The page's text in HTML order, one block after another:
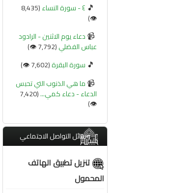
🎵 ٤ - سورة النساء
(8,435
👁️)
📹دعاء يوم الاثنين - الرادود
عباس الفضلي(7,792 👁️)
🎵 سورة البقرة(7,602 👁️)
📹ما هي الذنوب التي تحبس
الدعاء - دعاء كمي... (7,420
👁️)
وسائل التواصل الاجتماعي
تنزيل تطبيق الهاتف
المحمول